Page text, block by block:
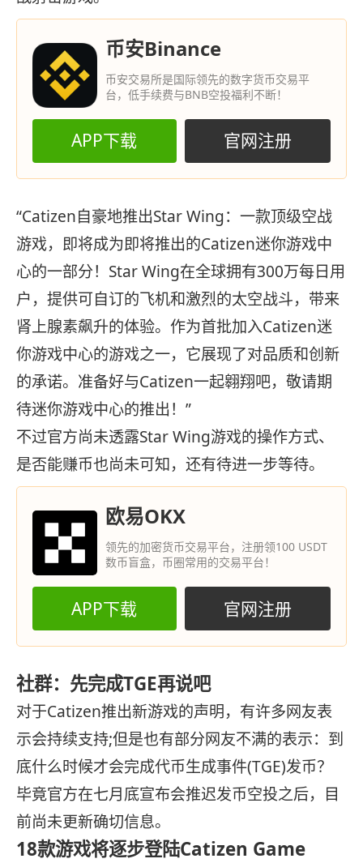
币安Binance
币安交易所是国际领先的数字货币交易平
台，低手续费与BNB空投福利不断！
APP下载 官网注册
“Catizen自豪地推出Star Wing：一款顶级空战
游戏，即将成为即将推出的Catizen迷你游戏中
心的一部分！Star Wing在全球拥有300万每日用
户，提供可自订的飞机和激烈的太空战斗，带来
肾上腺素飙升的体验。作为首批加入Catizen迷
你游戏中心的游戏之一，它展现了对品质和创新
的承诺。准备好与Catizen一起翱翔吧，敬请期
待迷你游戏中心的推出！”
不过官方尚未透露Star Wing游戏的操作方式、
是否能赚币也尚未可知，还有待进一步等待。
欧易OKX
领先的加密货币交易平台，注册领100 USDT
数币盲盒，币圈常用的交易平台！
APP下载 官网注册
社群：先完成TGE再说吧
对于Catizen推出新游戏的声明，有许多网友表
示会持续支持;但是也有部分网友不满的表示：到
底什么时候才会完成代币生成事件(TGE)发币？
毕竟官方在七月底宣布会推迟发币空投之后，目
前尚未更新确切信息。
18款游戏将逐步登陆Catizen Game